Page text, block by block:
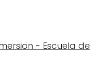
- Escuela de